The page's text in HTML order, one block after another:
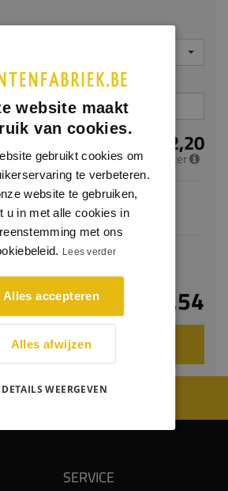
€ 12,20
per meter
voorradig, de verwachte levertijd
4 werkdagen
€ 58,54
AAN WINKELWAGEN
BEOORDEELD MET EEN 8.8
SERVICE
website maakt
van cookies.
gebruikt cookies om
te verbeteren.
website te gebruiken,
u in met alle cookies in
met ons
Lees verder
Alles accepteren
Alles afwijzen
DETAILS WEERGEVEN